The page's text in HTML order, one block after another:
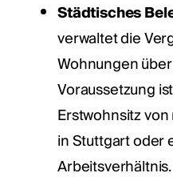
Städtisches
verwaltet die
Wohnungen
Voraussetzung
Erstwohnsitz
in Stuttgart oder
Arbeitsverhältnis.